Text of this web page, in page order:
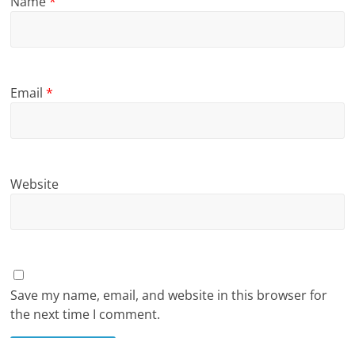
Email*
Website
Save my name, email, and website in this browser for
the next time I comment.